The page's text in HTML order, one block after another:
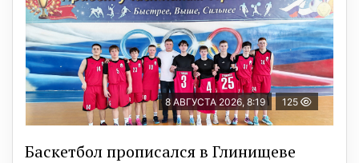
8 АВГУСТА 2026, 8:19 125
Баскетбол прописался в Глинищеве